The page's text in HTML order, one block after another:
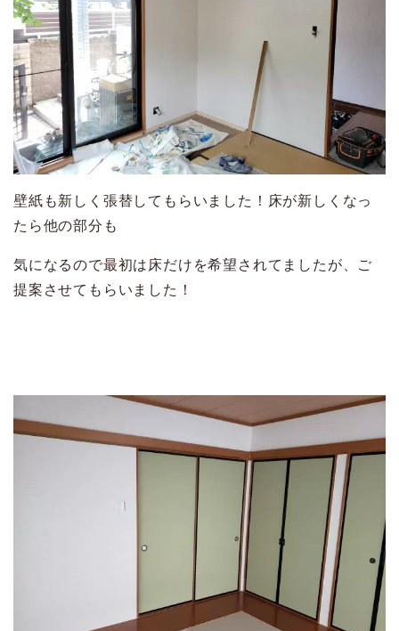
壁紙も新しく張替してもらいました！床が新しくなっ
たら他の部分も
気になるので最初は床だけを希望されてましたが、ご
提案させてもらいました！